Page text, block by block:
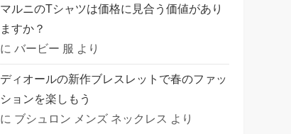
マルニのTシャツは価格に見合う価値があり
ますか？
に バービー 服 より
ディオールの新作ブレスレットで春のファッ
ションを楽しもう
に ブシュロン メンズ ネックレス より